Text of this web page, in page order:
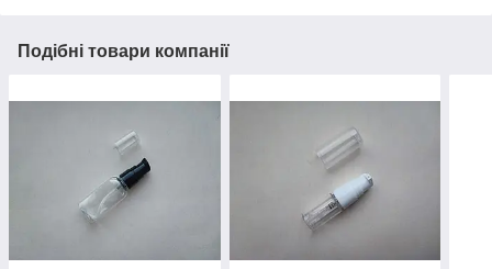
Подібні товари компанії